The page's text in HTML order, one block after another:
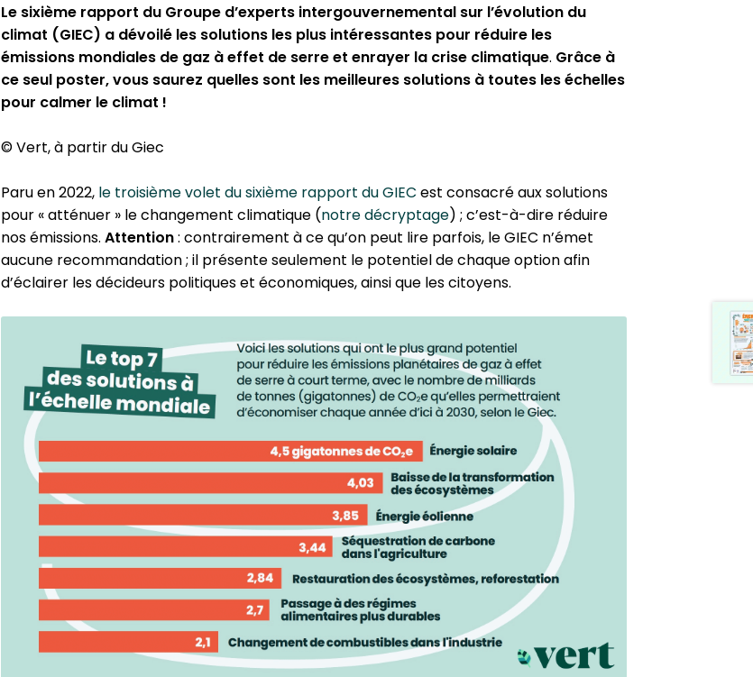
Le sixième rapport du Groupe d’experts inter­gou­ver­ne­men­tal sur l’évolution du
climat (GIEC) a dévoilé les solutions les plus inté­res­santes pour réduire les
émissions mondiales de gaz à effet de serre et enrayer la crise cli­ma­tique. Grâce à
ce seul poster, vous saurez quelles sont les meilleures solutions à toutes les échelles
pour calmer le climat !
© Vert, à partir du Giec
Paru en 2022, le troisième volet du sixième rapport du GIEC est consacré aux solutions
pour « atténuer » le chan­ge­ment cli­ma­tique (notre décryp­tage) ; c’est-à-dire réduire
nos émissions.Attention: contrai­re­ment à ce qu’on peut lire parfois, le GIEC n’émet
aucune recom­man­da­tion ; il présente seulement le potentiel de chaque option afin
d’éclairer les décideurs poli­tiques et éco­no­miques, ainsi que les citoyens.